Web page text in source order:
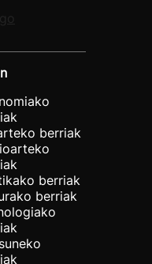
berriak
berriak
berriak